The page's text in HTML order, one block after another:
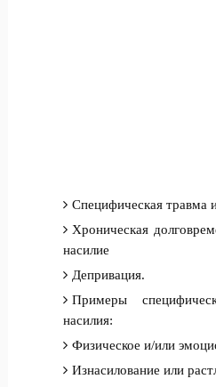
Специфическая травма
Хроническая
насилие
Депривация.
Примеры
насилия:
Физическое и/или
Изнасилование или